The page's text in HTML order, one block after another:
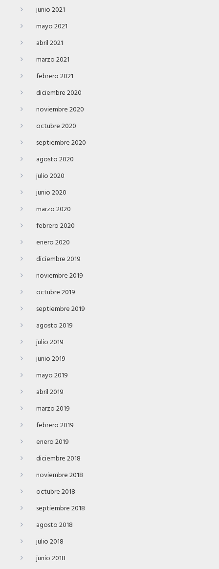
junio 2021
mayo 2021
abril 2021
marzo 2021
febrero 2021
diciembre 2020
noviembre 2020
octubre 2020
septiembre 2020
agosto 2020
julio 2020
junio 2020
marzo 2020
febrero 2020
enero 2020
diciembre 2019
noviembre 2019
octubre 2019
septiembre 2019
agosto 2019
julio 2019
junio 2019
mayo 2019
abril 2019
marzo 2019
febrero 2019
enero 2019
diciembre 2018
noviembre 2018
octubre 2018
septiembre 2018
agosto 2018
julio 2018
junio 2018